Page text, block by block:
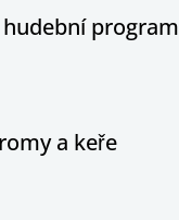
program
a keře